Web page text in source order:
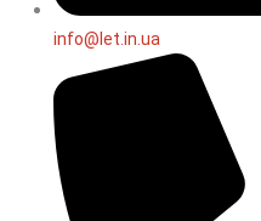
info@let.in.ua